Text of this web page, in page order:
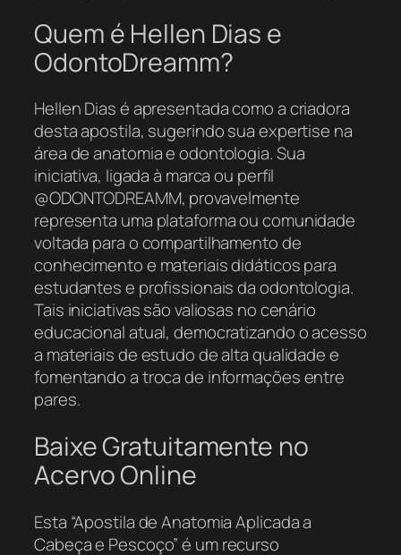
Quem é Hellen Dias e
OdontoDreamm?
Hellen Dias é apresentada como a criadora
desta apostila, sugerindo sua expertise na
área de anatomia e odontologia. Sua
iniciativa, ligada à marca ou perfil
@ODONTODREAMM, provavelmente
representa uma plataforma ou comunidade
voltada para o compartilhamento de
conhecimento e materiais didáticos para
estudantes e profissionais da odontologia.
Tais iniciativas são valiosas no cenário
educacional atual, democratizando o acesso
a materiais de estudo de alta qualidade e
fomentando a troca de informações entre
pares.
Baixe Gratuitamente no
Acervo Online
Esta “Apostila de Anatomia Aplicada a
Cabeça e Pescoço” é um recurso